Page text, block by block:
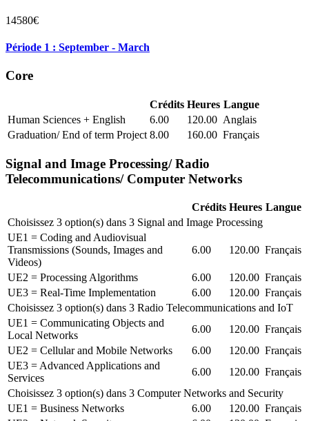
14580€
Période 1 : September - March
Core
Crédits Heures Langue
Human Sciences + English
6.00 120.00 Anglais
Graduation/ End of term Project 8.00 160.00 Français
Signal and Image Processing/ Radio
Telecommunications/ Computer Networks
Crédits Heures Langue
Choisissez 3 option(s) dans 3 Signal and Image Processing
UE1 = Coding and Audiovisual
Transmissions (Sounds, Images and
Videos)
6.00 120.00 Français
UE2 = Processing Algorithms 6.00 120.00 Français
UE3 = Real-Time Implementation
6.00 120.00 Français
Choisissez 3 option(s) dans 3 Radio Telecommunications and IoT
UE1 = Communicating Objects and
Local Networks
6.00 120.00 Français
UE2 = Cellular and Mobile Networks
6.00 120.00 Français
UE3 = Advanced Applications and
Services
6.00 120.00 Français
Choisissez 3 option(s) dans 3 Computer Networks and Security
UE1 = Business Networks
6.00 120.00 Français